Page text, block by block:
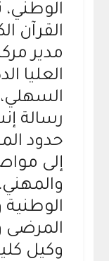
الوطني،
القرآن
مدير
العليا
رسالة
حدود
إلى
المرضى
وكيل